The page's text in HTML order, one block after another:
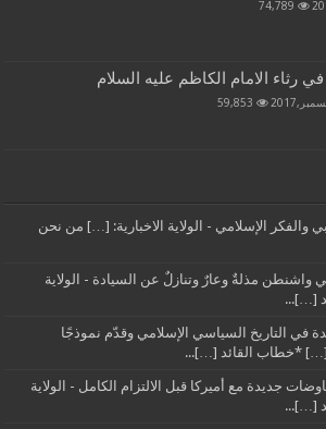
74,789
في رثاء الامام الكاظم عليه السلام
59,853
والفكر الإسلامي - الولاية الاخبارية: […] من نحن
واشنطن مذلةٌ وعارٌ وتنازلٌ عن السيادة - الولاية
[…]...
في التاريخ السياسي الإسلامي وقدّم نموذجًا
[…] *خطاب القائد […]...
جديدة مع أميركا قبل الالتزام الكامل - الولاية
[…]...